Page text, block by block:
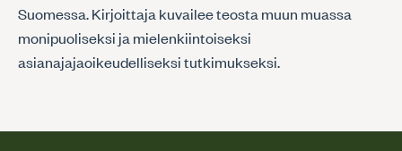
Suomessa. Kirjoittaja kuvailee teosta muun muassa
monipuoliseksi ja mielenkiintoiseksi
asianajajaoikeudelliseksi tutkimukseksi.